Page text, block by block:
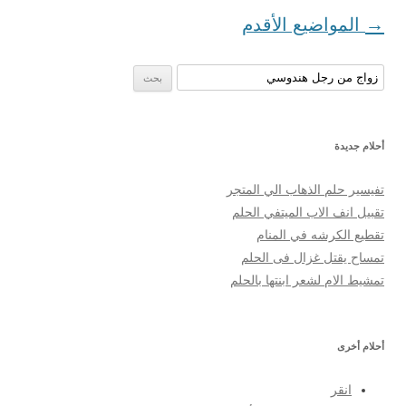
تصفح المواضيع
→ المواضيع الأقدم
البحث عن:
أحلام جديدة
تفيسير حلم الذهاب الي المتجر
تقبيل انف اﻻب الميتفي الحلم
تقطيع الكرشه في المنام
تمساح يقتل غزال فى الحلم
تمشيط الام لشعر ابنتها بالحلم
أحلام أخرى
انقر